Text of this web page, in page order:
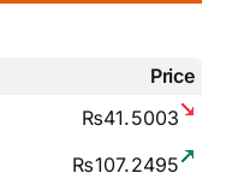
Price
₨41.5003
₨107.2495